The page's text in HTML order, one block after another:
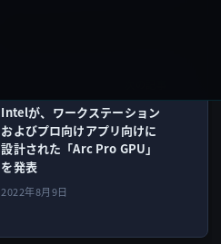
Intelが、ワークステーション
およびプロ向けアプリ向けに
設計された「Arc Pro GPU」
を発表
2022年8月9日